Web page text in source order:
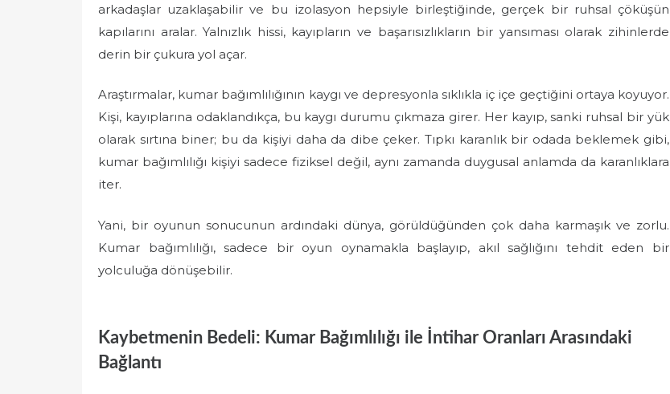
arkadaşlar uzaklaşabilir ve bu izolasyon hepsiyle birleştiğinde, gerçek bir ruhsal çöküşün
kapılarını aralar. Yalnızlık hissi, kayıpların ve başarısızlıkların bir yansıması olarak zihinlerde
derin bir çukura yol açar.
Araştırmalar, kumar bağımlılığının kaygı ve depresyonla sıklıkla iç içe geçtiğini ortaya koyuyor.
Kişi, kayıplarına odaklandıkça, bu kaygı durumu çıkmaza girer. Her kayıp, sanki ruhsal bir yük
olarak sırtına biner; bu da kişiyi daha da dibe çeker. Tıpkı karanlık bir odada beklemek gibi,
kumar bağımlılığı kişiyi sadece fiziksel değil, aynı zamanda duygusal anlamda da karanlıklara
iter.
Yani, bir oyunun sonucunun ardındaki dünya, görüldüğünden çok daha karmaşık ve zorlu.
Kumar bağımlılığı, sadece bir oyun oynamakla başlayıp, akıl sağlığını tehdit eden bir
yolculuğa dönüşebilir.
Kaybetmenin Bedeli: Kumar Bağımlılığı ile İntihar Oranları Arasındaki
Bağlantı